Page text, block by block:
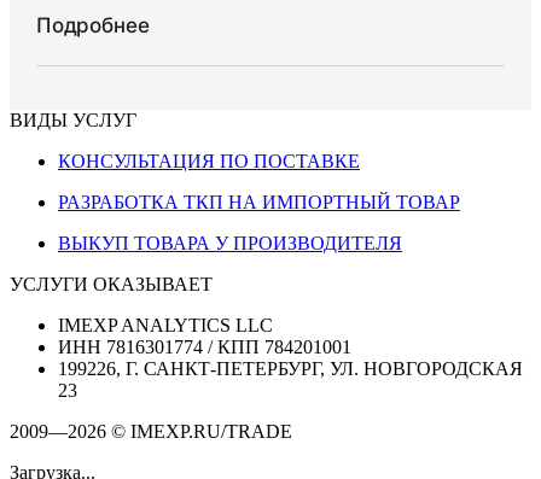
Подробнее
ВИДЫ УСЛУГ
КОНСУЛЬТАЦИЯ ПО ПОСТАВКЕ
РАЗРАБОТКА ТКП НА ИМПОРТНЫЙ ТОВАР
ВЫКУП ТОВАРА У ПРОИЗВОДИТЕЛЯ
УСЛУГИ ОКАЗЫВАЕТ
IMEXP ANALYTICS LLC
ИНН 7816301774 / КПП 784201001
199226, Г. САНКТ-ПЕТЕРБУРГ, УЛ. НОВГОРОДСКАЯ
23
2009—2026 © IMEXP.RU/TRADE
Загрузка...